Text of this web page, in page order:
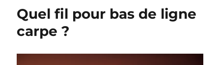
Quel fil pour bas de ligne
carpe ?